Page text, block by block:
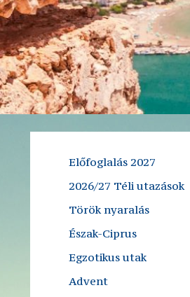
Előfoglalás 2027
2026/27 Téli utazások
Török nyaralás
Észak-Ciprus
Egzotikus utak
Advent